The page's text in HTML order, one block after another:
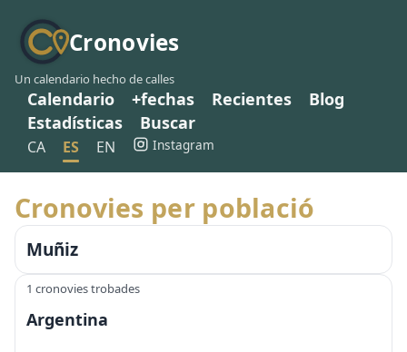
Cronovies
Un calendario hecho de calles
Calendario +fechas Recientes
Blog
Estadísticas
Buscar
CA ES EN Instagram
Cronovies per població
Muñiz
1 cronovies trobades
Argentina